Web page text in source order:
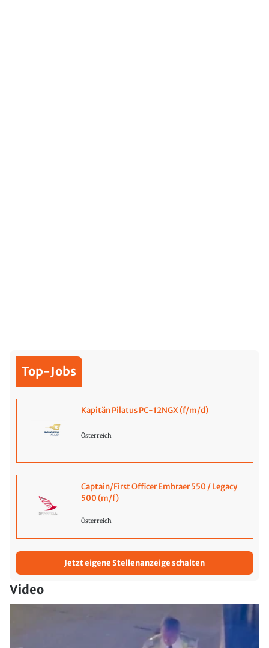
Top-Jobs
Kapitän Pilatus PC-12NGX (f/m/d)
Österreich
Captain/First Officer Embraer 550 / Legacy
500 (m/f)
Österreich
Jetzt eigene Stellenanzeige schalten
Video